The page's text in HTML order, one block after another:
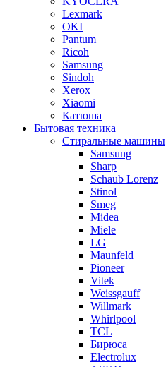
Lexmark
OKI
Pantum
Ricoh
Samsung
Sindoh
Xerox
Xiaomi
Катюша
Бытовая техника
Стиральные машины
Samsung
Sharp
Schaub Lorenz
Stinol
Smeg
Midea
Miele
LG
Maunfeld
Pioneer
Vitek
Weissgauff
Willmark
Whirlpool
TCL
Бирюса
Electrolux